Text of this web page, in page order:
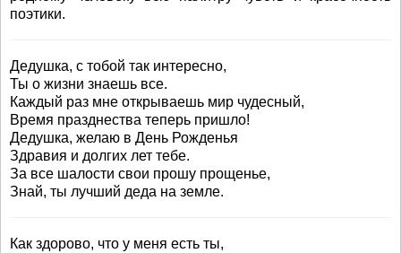
поэтики.
Дедушка, с тобой так интересно,
Ты о жизни знаешь все.
Каждый раз мне открываешь мир чудесный,
Время празднества теперь пришло!
Дедушка, желаю в День Рожденья
Здравия и долгих лет тебе.
За все шалости свои прошу прощенье,
Знай, ты лучший деда на земле.
Как здорово, что у меня есть ты,